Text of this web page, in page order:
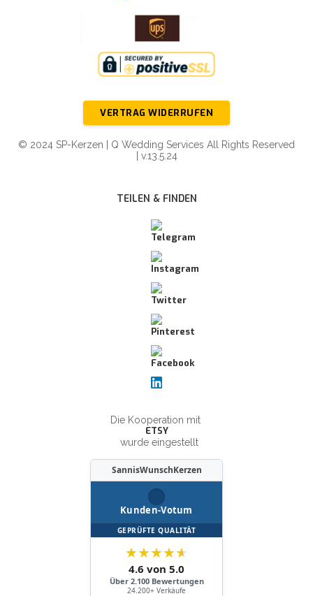
VERTRAG WIDERRUFEN
© 2024 SP-Kerzen | Q Wedding Services All Rights Reserved
| v.13.5.24
TEILEN & FINDEN
Die Kooperation mit
ETSY
wurde eingestellt
SannisWunschKerzen
Kunden-Votum
GEPRÜFTE QUALITÄT
★★★★★
4.6 von 5.0
Über 2.100 Bewertungen
24.200+ Verkäufe